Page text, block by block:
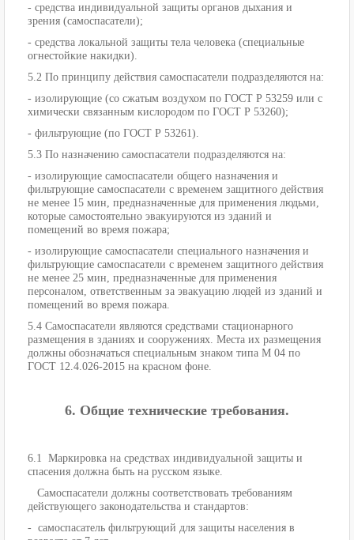
- средства индивидуальной защиты органов дыхания и
зрения (самоспасатели);
- средства локальной защиты тела человека (специальные
огнестойкие накидки).
5.2 По принципу действия самоспасатели подразделяются на:
- изолирующие (со сжатым воздухом по ГОСТ Р 53259 или с
химически связанным кислородом по ГОСТ Р 53260);
- фильтрующие (по ГОСТ Р 53261).
5.3 По назначению самоспасатели подразделяются на:
- изолирующие самоспасатели общего назначения и
фильтрующие самоспасатели с временем защитного действия
не менее 15 мин, предназначенные для применения людьми,
которые самостоятельно эвакуируются из зданий и
помещений во время пожара;
- изолирующие самоспасатели специального назначения и
фильтрующие самоспасатели с временем защитного действия
не менее 25 мин, предназначенные для применения
персоналом, ответственным за эвакуацию людей из зданий и
помещений во время пожара.
5.4 Самоспасатели являются средствами стационарного
размещения в зданиях и сооружениях. Места их размещения
должны обозначаться специальным знаком типа М 04 по
ГОСТ 12.4.026-2015 на красном фоне.
6. Общие технические требования.
6.1 Маркировка на средствах индивидуальной защиты и
спасения должна быть на русском языке.
Самоспасатели должны соответствовать требованиям
действующего законодательства и стандартов:
- самоспасатель фильтрующий для защиты населения в